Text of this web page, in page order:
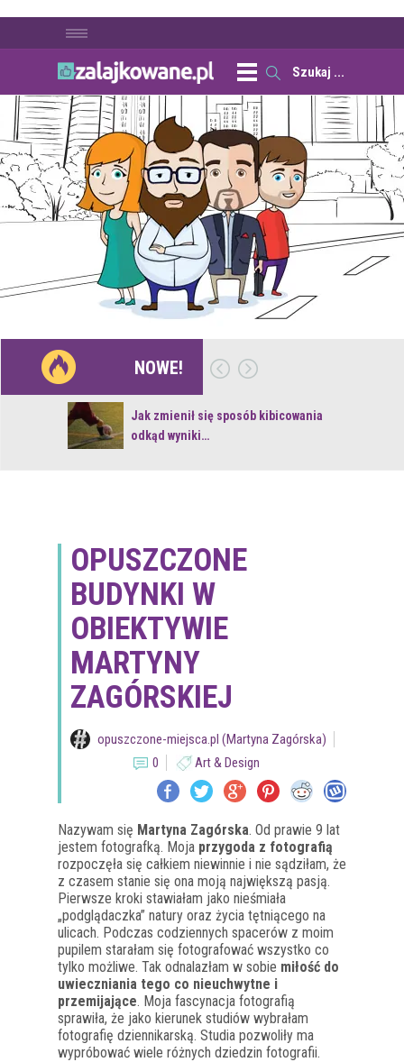
NOWE!
Jak zmienił się sposób kibicowania
odkąd wyniki…
OPUSZCZONE
BUDYNKI W
OBIEKTYWIE
MARTYNY
ZAGÓRSKIEJ
opuszczone-miejsca.pl (Martyna Zagórska)
0
Art & Design
Nazywam się Martyna Zagórska. Od prawie 9 lat
jestem fotografką. Moja przygoda z fotografią
rozpoczęła się całkiem niewinnie i nie sądziłam, że
z czasem stanie się ona moją największą pasją.
Pierwsze kroki stawiałam jako nieśmiała
„podglądaczka” natury oraz życia tętniącego na
ulicach. Podczas codziennych spacerów z moim
pupilem starałam się fotografować wszystko co
tylko możliwe. Tak odnalazłam w sobie miłość do
uwieczniania tego co nieuchwytne i
przemijające. Moja fascynacja fotografią
sprawiła, że jako kierunek studiów wybrałam
fotografię dziennikarską. Studia pozwoliły ma
wypróbować wiele różnych dziedzin fotografii.